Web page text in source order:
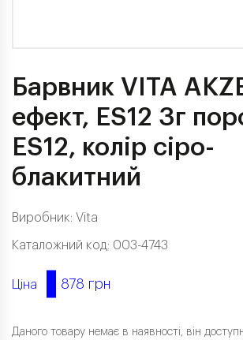
Барвник VITA
ефект, ES12 3г
ES12, колір сіро-
блакитний
Виробник: Vita
Каталожний код: 003-4743
Ціна 878 грн
Даного товару немає в наявності, він